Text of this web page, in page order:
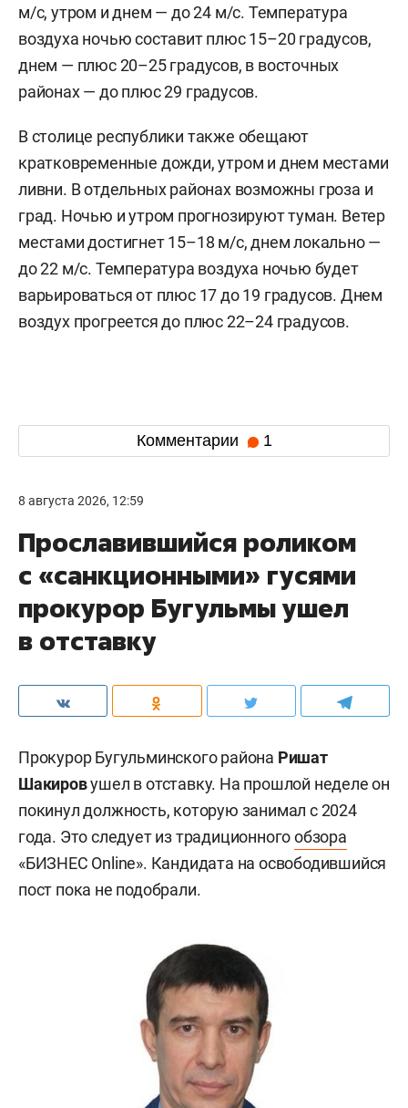
м/c, утром и днем — до 24 м/с. Температура
воздуха ночью составит плюс 15–20 градусов,
днем — плюс 20–25 градусов, в восточных
районах — до плюс 29 градусов.
В столице республики также обещают
кратковременные дожди, утром и днем местами
ливни. В отдельных районах возможны гроза и
град. Ночью и утром прогнозируют туман. Ветер
местами достигнет 15–18 м/с, днем локально —
до 22 м/с. Температура воздуха ночью будет
варьироваться от плюс 17 до 19 градусов. Днем
воздух прогреется до плюс 22–24 градусов.
Комментарии 1
8 августа 2026, 12:59
Прославившийся роликом
с «санкционными» гусями
прокурор Бугульмы ушел
в отставку
Прокурор Бугульминского района Ришат
Шакировушел в отставку. На прошлой неделе он
покинул должность, которую занимал с 2024
года. Это следует из традиционногообзора
«БИЗНЕС Online». Кандидата на освободившийся
пост пока не подобрали.